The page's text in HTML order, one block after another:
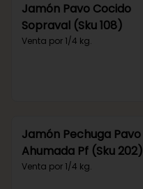
Jamón Pavo Cocido
Sopraval (Sku 108)
Venta por 1/4 kg.
Jamón Pechuga Pavo
Ahumada Pf (Sku 202)
Venta por 1/4 kg.